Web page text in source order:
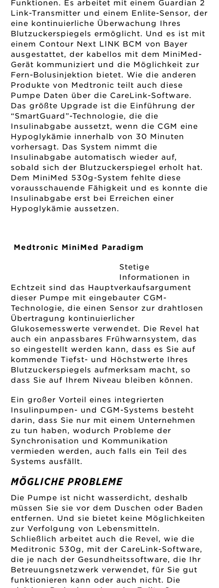
Funktionen. Es arbeitet mit einem Guardian 2
Link-Transmitter und einem Enlite-Sensor, der
eine kontinuierliche Überwachung Ihres
Blutzuckerspiegels ermöglicht. Und es ist mit
einem Contour Next LINK BCM von Bayer
ausgestattet, der kabellos mit dem MiniMed-
Gerät kommuniziert und die Möglichkeit zur
Fern-Bolusinjektion bietet. Wie die anderen
Produkte von Medtronic teilt auch diese
Pumpe Daten über die CareLink-Software.
Das größte Upgrade ist die Einführung der
“SmartGuard”-Technologie, die die
Insulinabgabe aussetzt, wenn die CGM eine
Hypoglykämie innerhalb von 30 Minuten
vorhersagt. Das System nimmt die
Insulinabgabe automatisch wieder auf,
sobald sich der Blutzuckerspiegel erholt hat.
Dem MiniMed 530g-System fehlte diese
vorausschauende Fähigkeit und es konnte die
Insulinabgabe erst bei Erreichen einer
Hypoglykämie aussetzen.
Medtronic MiniMed Paradigm
Stetige
Informationen in
Echtzeit sind das Hauptverkaufsargument
dieser Pumpe mit eingebauter CGM-
Technologie, die einen Sensor zur drahtlosen
Übertragung kontinuierlicher
Glukosemesswerte verwendet. Die Revel hat
auch ein anpassbares Frühwarnsystem, das
so eingestellt werden kann, dass es Sie auf
kommende Tiefst- und Höchstwerte Ihres
Blutzuckerspiegels aufmerksam macht, so
dass Sie auf Ihrem Niveau bleiben können.
Ein großer Vorteil eines integrierten
Insulinpumpen- und CGM-Systems besteht
darin, dass Sie nur mit einem Unternehmen
zu tun haben, wodurch Probleme der
Synchronisation und Kommunikation
vermieden werden, auch falls ein Teil des
Systems ausfällt.
MÖGLICHE PROBLEME
Die Pumpe ist nicht wasserdicht, deshalb
müssen Sie sie vor dem Duschen oder Baden
entfernen. Und sie bietet keine Möglichkeiten
zur Verfolgung von Lebensmitteln.
Schließlich arbeitet auch die Revel, wie die
Meditronic 530g, mit der CareLink-Software,
die je nach der Gesundheitssoftware, die Ihr
Betreuungsnetzwerk verwendet, für Sie gut
funktionieren kann oder auch nicht. Die